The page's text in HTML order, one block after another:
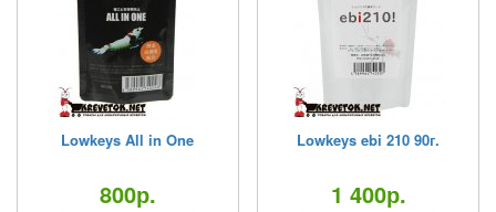
Lowkeys All in One
800р.
Lowkeys ebi 210 90г.
1 400р.